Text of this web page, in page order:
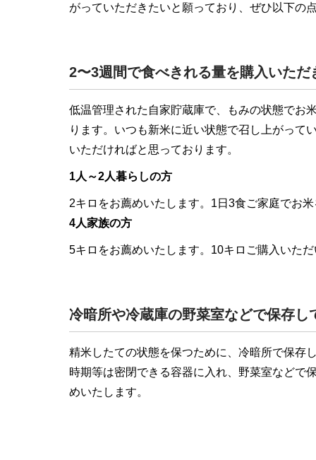
がっていただきたいと願っており、ぜひ以下の
2〜3週間で食べきれる量を購入いた
低温管理された自家貯蔵庫で、もみの状態でお
ります。いつも新米に近い状態で召し上がって
いただければと思っております。
1人～2人暮らしの方
2キロをお薦めいたします。1日3食ご家庭でお
4人家族の方
5キロをお薦めいたします。10キロご購入いた
冷暗所や冷蔵庫の野菜室などで保存
精米したての状態を保つために、冷暗所で保存
時期等は密閉できる容器に入れ、野菜室などで
めいたします。